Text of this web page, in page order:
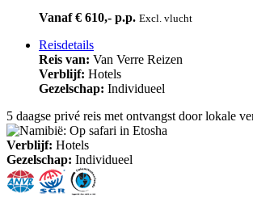
Vanaf € 610,- p.p. Excl. vlucht
Reisdetails
Reis van: Van Verre Reizen
Verblijf: Hotels
Gezelschap: Individueel
5 daagse privé reis met ontvangst door lokale
Verblijf: Hotels
Gezelschap: Individueel